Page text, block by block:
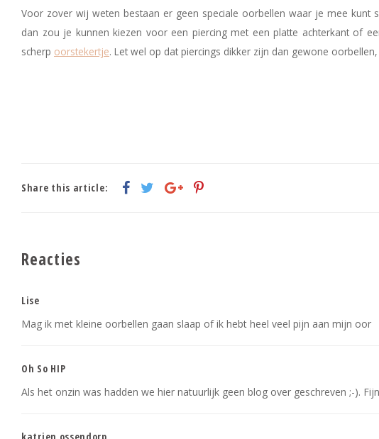
Voor zover wij weten bestaan er geen speciale oorbellen waar je mee
dan zou je kunnen kiezen voor een piercing met een platte achterkant of
scherp oorstekertje. Let wel op dat piercings dikker zijn dan gewone
Share this article:
Reacties
Lise
Mag ik met kleine oorbellen gaan slaap of ik hebt heel veel pijn aan mijn oor
Oh So HIP
Als het onzin was hadden we hier natuurlijk geen blog over geschreven ;-).